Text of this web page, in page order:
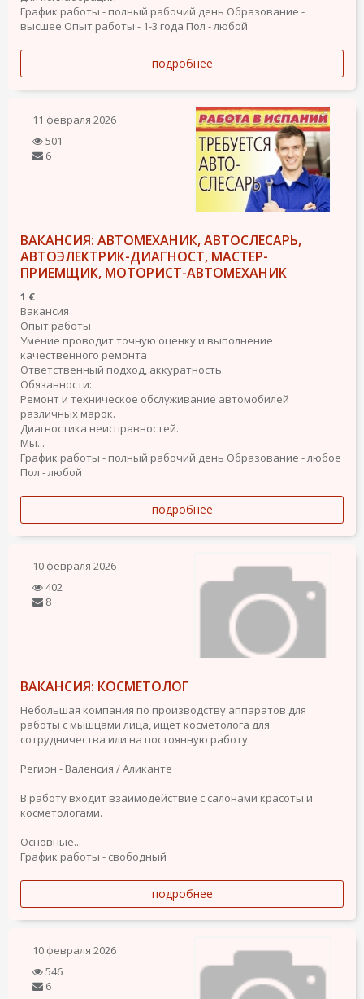
График работы - полный рабочий день Образование -
высшее Опыт работы - 1-3 года Пол - любой
подробнее
11 февраля 2026
501
6
ВАКАНСИЯ: АВТОМЕХАНИК, АВТОСЛЕСАРЬ,
АВТОЭЛЕКТРИК-ДИАГНОСТ, МАСТЕР-
ПРИЕМЩИК, МОТОРИСТ-АВТОМЕХАНИК
1 €
Вакансия
Опыт работы
Умение проводит точную оценку и выполнение
качественного ремонта
Ответственный подход, аккуратность.
Обязанности:
Ремонт и техническое обслуживание автомобилей
различных марок.
Диагностика неисправностей.
Мы...
График работы - полный рабочий день Образование - любое
Пол - любой
подробнее
10 февраля 2026
402
8
ВАКАНСИЯ: КОСМЕТОЛОГ
Небольшая компания по производству аппаратов для
работы с мышцами лица, ищет косметолога для
сотрудничества или на постоянную работу.
Регион - Валенсия / Аликанте
В работу входит взаимодействие с салонами красоты и
косметологами.
Основные...
График работы - свободный
подробнее
10 февраля 2026
546
6